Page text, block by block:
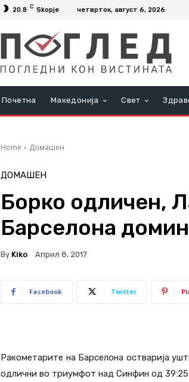
20.8 C Skopje четврток, август 6, 2026
Почетна Македонија Свет
Home Домашен
ДОМАШЕН
Борко одличен,
Барселона
By Kiko Април 8, 2017
Facebook Twitter
Ракометарите на Барселона остварија
одлични во триумфот над Синфин од